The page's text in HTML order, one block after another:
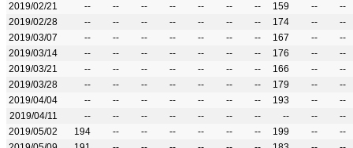
2019/02/21
-- -- -- -- -- -- -- 159 --
--
2019/02/28
-- -- -- -- -- -- -- 174 --
--
2019/03/07
-- -- -- -- -- -- -- 167 --
--
2019/03/14
-- -- -- -- -- -- -- 176 --
--
2019/03/21
-- -- -- -- -- -- -- 166 --
--
2019/03/28
-- -- -- -- -- -- -- 179 --
--
2019/04/04
-- -- -- -- -- -- -- 193 --
--
2019/04/11
-- -- -- -- -- -- -- -- --
--
2019/05/02
194 -- -- -- -- -- -- 199 --
--